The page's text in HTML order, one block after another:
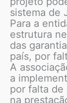
sistema de
Para a
estrutura
das
país, por
A
a
por falta de
na